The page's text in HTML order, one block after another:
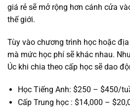
giá rẻ sẽ mở rộng hơn cánh cửa
thế giới.
Tùy vào chương trình học hoặc
mà mức học phí sẽ khác nhau.
Úc khi chia theo cấp học sẽ dao
Học Tiếng Anh: $250 – $450/
Cấp Trung học : $14,000 –